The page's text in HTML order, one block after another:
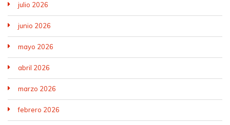
julio 2026
junio 2026
mayo 2026
abril 2026
marzo 2026
febrero 2026